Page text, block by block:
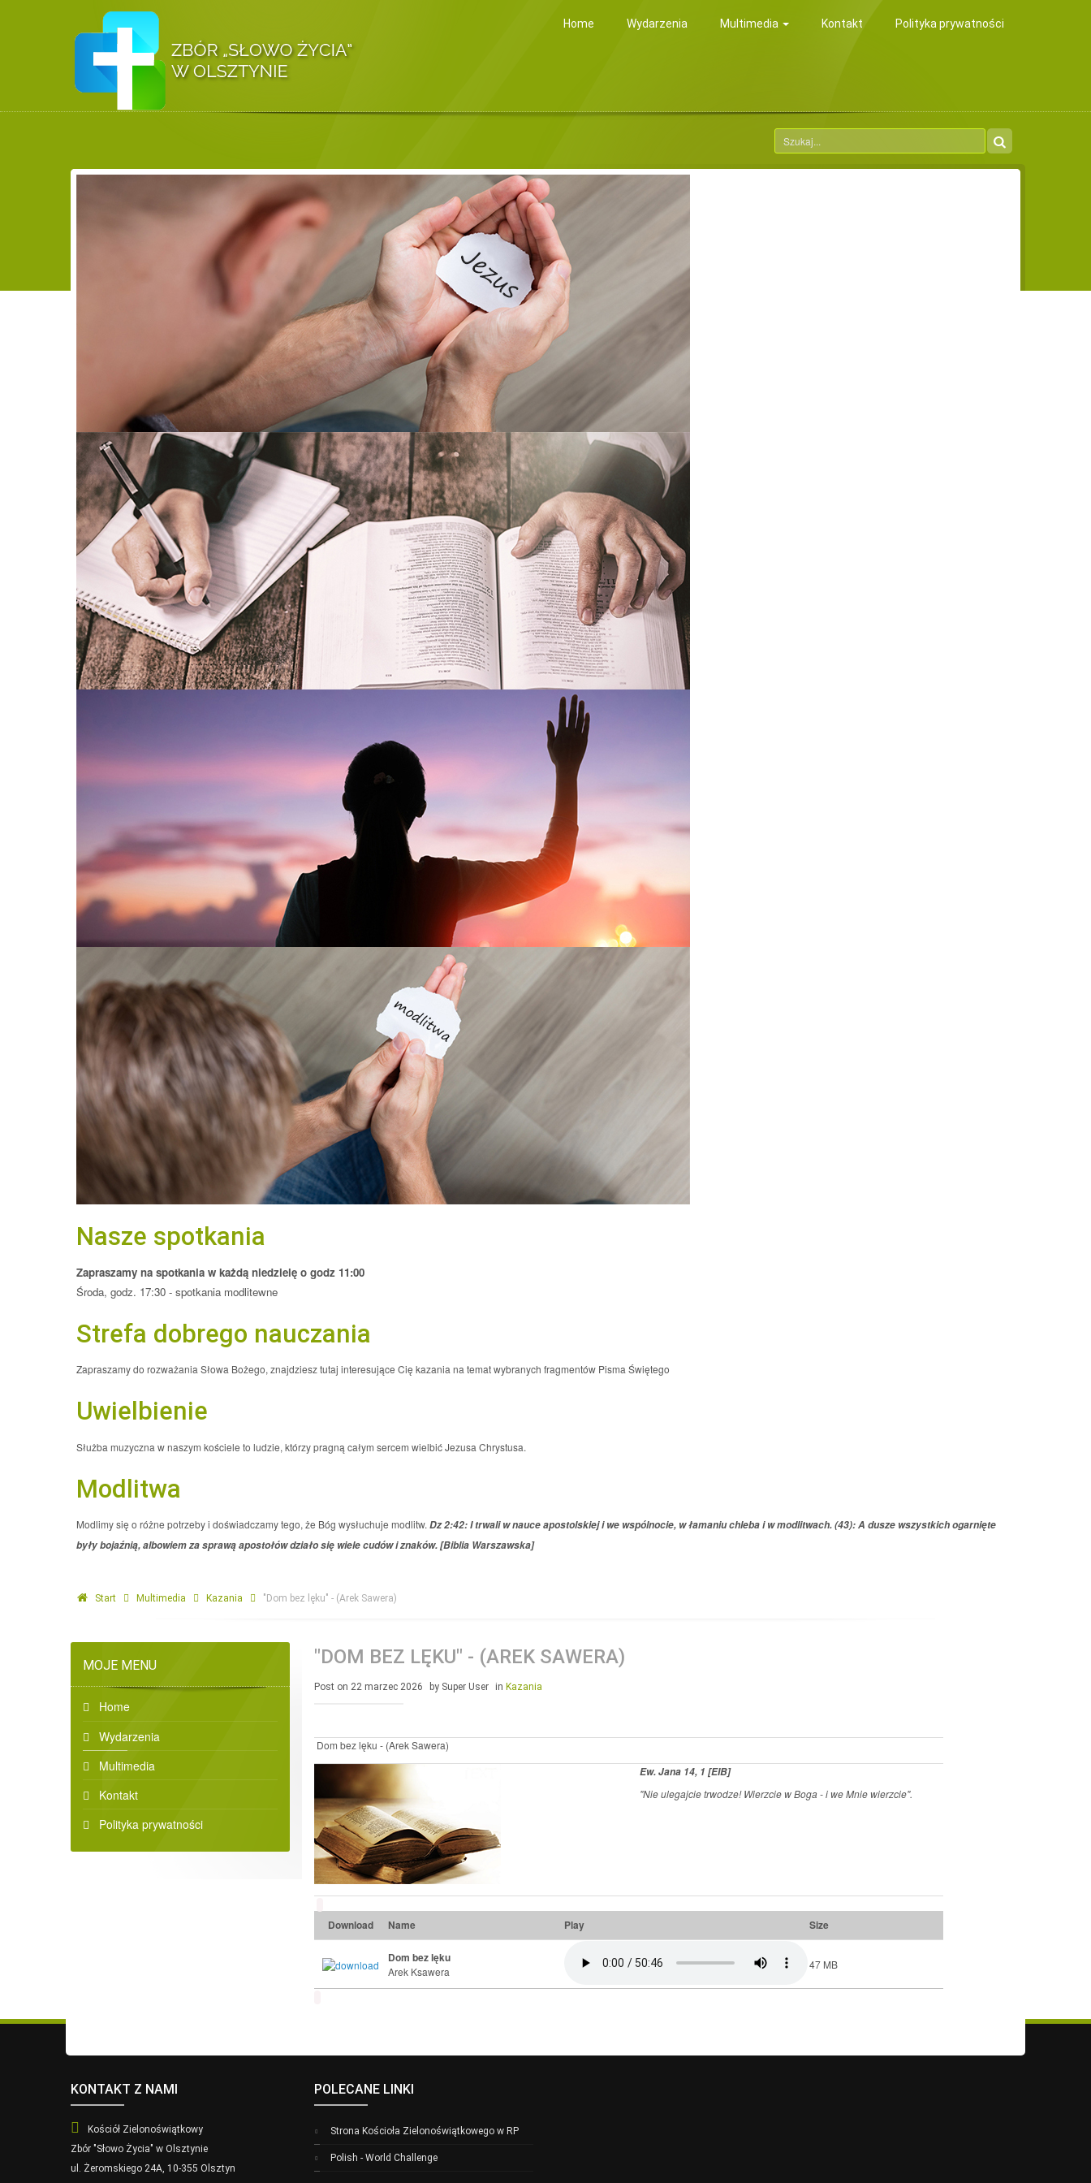
Home Wydarzenia Multimedia Kontakt Polityka prywatności
Nasze spotkania
Zapraszamy na spotkania w każdą niedzielę o godz 11:00
Środa, godz. 17:30 - spotkania modlitewne
Strefa dobrego nauczania
Zapraszamy do rozważania Słowa Bożego, znajdziesz tutaj interesujące Cię kazania na temat wybranych fragmentów Pisma Świętego
Uwielbienie
Służba muzyczna w naszym kościele to ludzie, którzy pragną całym sercem wielbić Jezusa Chrystusa.
Modlitwa
Modlimy się o różne potrzeby i doświadczamy tego, że Bóg wysłuchuje modlitw. Dz 2:42: I trwali w nauce apostolskiej i we wspólnocie, w łamaniu chleba i w modlitwach. (43): A dusze wszystkich ogarnięte
były bojaźnią, albowiem za sprawą apostołów działo się wiele cudów i znaków. [Biblia Warszawska]
Start Multimedia Kazania "Dom bez lęku" - (Arek Sawera)
MOJE MENU
Home
Wydarzenia
Multimedia
Kontakt
Polityka prywatności
"DOM BEZ LĘKU" - (AREK SAWERA)
Post on 22 marzec 2026 by Super User in Kazania
Dom bez lęku - (Arek Sawera)
Ew. Jana 14, 1 [EIB]
"Nie ulegajcie trwodze! Wierzcie w Boga - i we Mnie wierzcie".
Download Name Play Size
Dom bez lęku
Arek Ksawera
47 MB
KONTAKT Z NAMI
Kościół Zielonoświątkowy
Zbór "Słowo Życia" w Olsztynie
ul. Żeromskiego 24A, 10-355 Olsztyn
POLECANE LINKI
Strona Kościoła Zielonoświątkowego w RP
Polish - World Challenge